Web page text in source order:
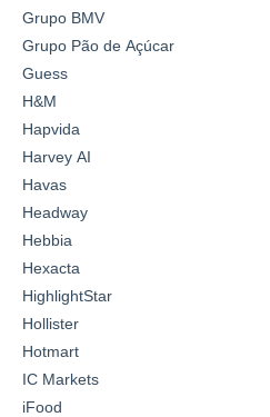
Grupo BMV
Grupo Pão de Açúcar
Guess
H&M
Hapvida
Harvey AI
Havas
Headway
Hebbia
Hexacta
HighlightStar
Hollister
Hotmart
IC Markets
iFood